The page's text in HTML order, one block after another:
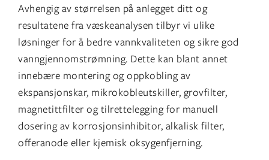
Avhengig av størrelsen på anlegget ditt og
resultatene fra væskeanalysen tilbyr vi ulike
løsninger for å bedre vannkvaliteten og sikre god
vanngjennomstrømning. Dette kan blant annet
innebære montering og oppkobling av
ekspansjonskar, mikrokobleutskiller, grovfilter,
magnetittfilter og tilrettelegging for manuell
dosering av korrosjonsinhibitor, alkalisk filter,
offeranode eller kjemisk oksygenfjerning.